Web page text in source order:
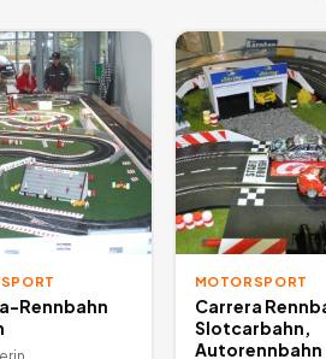
Rennbahn
MOTORSPORT
Carrera
Slotcarbahn,
Autorennbahn